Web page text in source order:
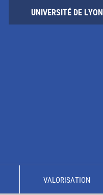
UNIVERSITÉ DE LYON
VALORISATION